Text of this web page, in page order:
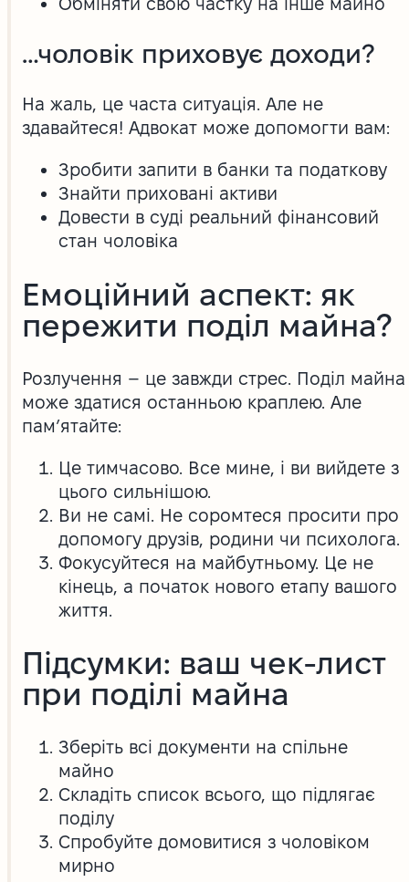
…чоловік приховує доходи?
На жаль, це часта ситуація. Але не
здавайтеся! Адвокат може допомогти вам:
Зробити запити в банки та податкову
Знайти приховані активи
Довести в суді реальний фінансовий
стан чоловіка
Емоційний аспект: як
пережити поділ майна?
Розлучення – це завжди стрес. Поділ майна
може здатися останньою краплею. Але
пам’ятайте:
Це тимчасово. Все мине, і ви вийдете з
цього сильнішою.
Ви не самі. Не соромтеся просити про
допомогу друзів, родини чи психолога.
Фокусуйтеся на майбутньому. Це не
кінець, а початок нового етапу вашого
життя.
Підсумки: ваш чек-лист
при поділі майна
Зберіть всі документи на спільне
майно
Складіть список всього, що підлягає
поділу
Спробуйте домовитися з чоловіком
мирно